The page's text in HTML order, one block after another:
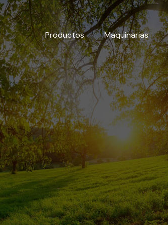
Productos Maquinarias